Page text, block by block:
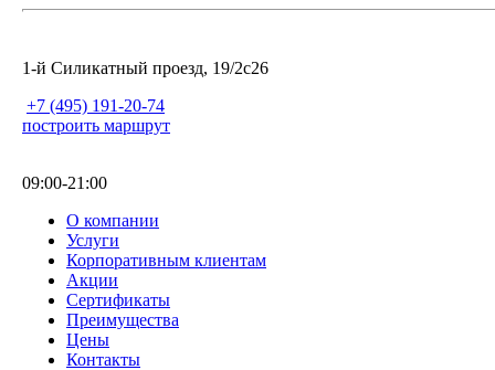
1-й Силикатный проезд, 19/2с26
+7 (495) 191-20-74
построить маршрут
09:00-21:00
О компании
Услуги
Корпоративным клиентам
Акции
Сертификаты
Преимущества
Цены
Контакты